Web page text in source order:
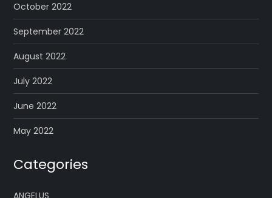
October 2022
September 2022
August 2022
July 2022
June 2022
May 2022
Categories
ANGELUS